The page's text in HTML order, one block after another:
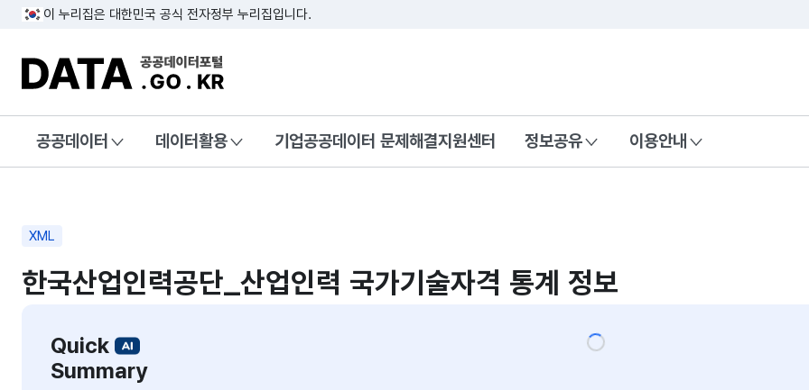
이 누리집은 대한민국 공식 전자정부 누리집입니다.
DATA.GO.KR 공공데이터포털
공공데이터 데이터활용 기업공공데이터 문제해결지원센터 정보공유 이용안내
XML
한국산업인력공단_산업인력 국가기술자격 통계 정보
Quick
Summary